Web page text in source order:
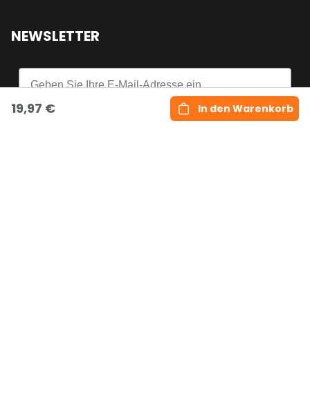
NEWSLETTER
Email
19,97 € In den Warenkorb